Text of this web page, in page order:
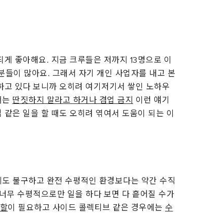
좋아해요. 지금 크루들은 저까지 13명으로 이
이 많아요. 그래서 자기 개인 사업자를 내고 본
있다 보니까 오히려 여기저기서 쌓인 노하우
딴짓하지 말라고 하거나 겸업 금지 이런 얘기
은 일을 할 때도 오히려 엮여서 도움이 되는 이
불구하고 완전 수평적인 환경보다는 약간 수직
무 수평적으로만 일을 하다 보면 다 흩어질 수가
이 필요하고 사이드 콜렉티브 같은 경우에는 수